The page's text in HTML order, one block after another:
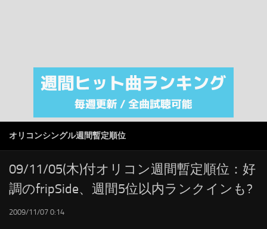
注目カテゴリ
オリジナルiTunes週間トップソング
RSS
LINKS
オリコンシングル週間暫定順位
09/11/05(木)付オリコン週間暫定順位：好
調のfripSide、週間5位以内ランクインも?
2009/11/07 0:14